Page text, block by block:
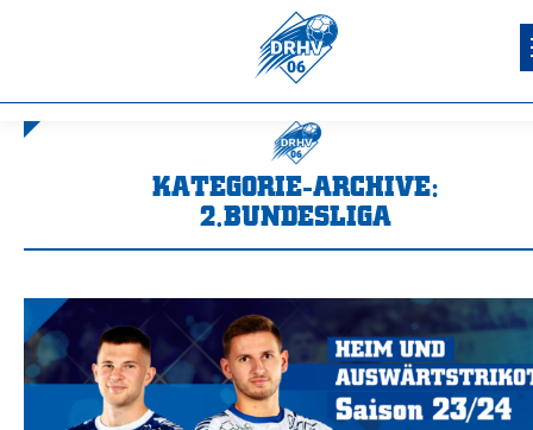
KATEGORIE-ARCHIVE:
2.BUNDESLIGA